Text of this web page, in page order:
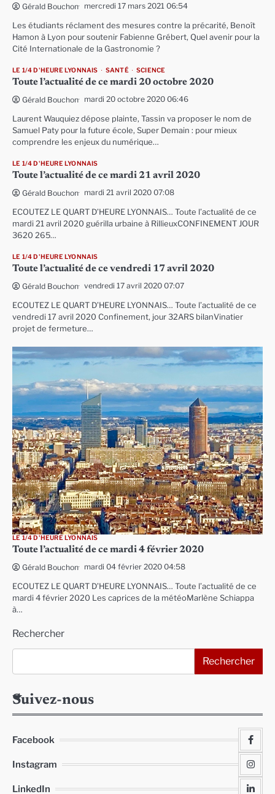
Gérald Bouchon mercredi 17 mars 2021 06:54
Les étudiants réclament des mesures contre la précarité, Benoît
Hamon à Lyon pour soutenir Fabienne Grébert, Quel avenir pour la
Cité Internationale de la Gastronomie ?
LE 1/4 D'HEURE LYONNAIS SANTÉ SCIENCE
Toute l’actualité de ce mardi 20 octobre 2020
Gérald Bouchon mardi 20 octobre 2020 06:46
Laurent Wauquiez dépose plainte, Tassin va proposer le nom de
Samuel Paty pour la future école, Super Demain : pour mieux
comprendre les enjeux du numérique…
LE 1/4 D'HEURE LYONNAIS
Toute l’actualité de ce mardi 21 avril 2020
Gérald Bouchon mardi 21 avril 2020 07:08
ECOUTEZ LE QUART D’HEURE LYONNAIS… Toute l’actualité de ce
mardi 21 avril 2020 guérilla urbaine à RillieuxCONFINEMENT JOUR
3620 265…
LE 1/4 D'HEURE LYONNAIS
Toute l’actualité de ce vendredi 17 avril 2020
Gérald Bouchon vendredi 17 avril 2020 07:07
ECOUTEZ LE QUART D’HEURE LYONNAIS… Toute l’actualité de ce
vendredi 17 avril 2020 Confinement, jour 32ARS bilanVinatier
projet de fermeture…
LE 1/4 D'HEURE LYONNAIS
Toute l’actualité de ce mardi 4 février 2020
Gérald Bouchon mardi 04 février 2020 04:58
ECOUTEZ LE QUART D’HEURE LYONNAIS… Toute l’actualité de ce
mardi 4 février 2020 Les caprices de la météoMarlène Schiappa
à…
Rechercher
Rechercher
Suivez-nous
Facebook
Instagram
LinkedIn